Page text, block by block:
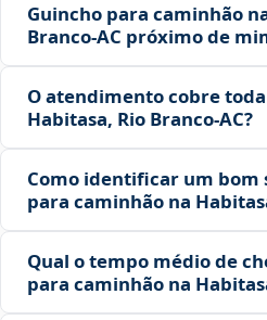
Guincho para caminhão
Branco‑AC próximo de
O atendimento cobre
Habitasa, Rio Branco‑AC?
Como identificar um bom
para caminhão na
Qual o tempo médio de
para caminhão na